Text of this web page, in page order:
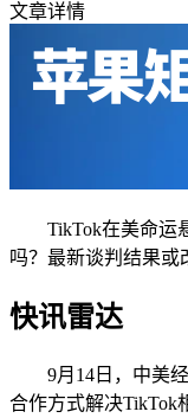
文章详情
TikTok在美命运
吗？最新谈判结果或
快讯雷达
9月14日，中美
合作方式解决TikTok